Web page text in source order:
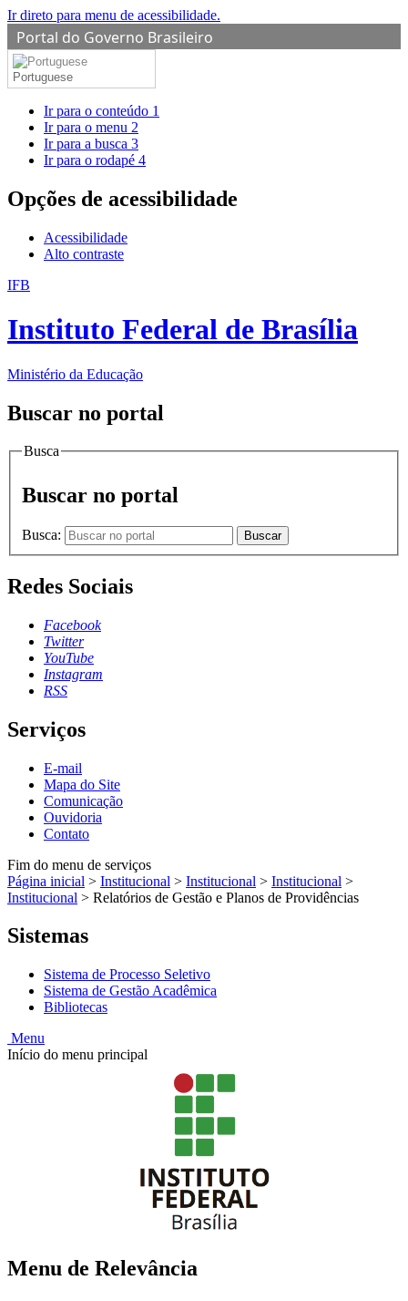
Ir direto para menu de acessibilidade.
Portal do Governo Brasileiro
Portuguese
Ir para o conteúdo 1
Ir para o menu 2
Ir para a busca 3
Ir para o rodapé 4
Opções de acessibilidade
Acessibilidade
Alto contraste
IFB
Instituto Federal de Brasília
Ministério da Educação
Buscar no portal
Busca
Buscar no portal
Busca: Buscar
Redes Sociais
Facebook
Twitter
YouTube
Instagram
RSS
Serviços
E-mail
Mapa do Site
Comunicação
Ouvidoria
Contato
Fim do menu de serviços
Página inicial > Institucional > Institucional > Institucional >
Institucional > Relatórios de Gestão e Planos de Providências
Sistemas
Sistema de Processo Seletivo
Sistema de Gestão Acadêmica
Bibliotecas
Menu
Início do menu principal
Menu de Relevância